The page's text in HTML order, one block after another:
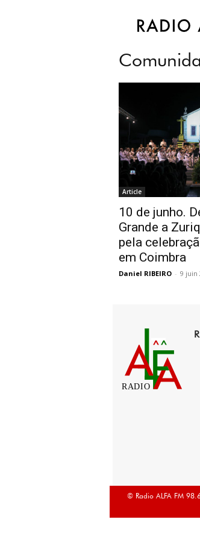
Accueil Tags Dia
Tag: Dia
Article
10 de junho.
Grande a
pela
em Coimbra
Daniel RIBEIRO - 9 juin
RADIO
© Radio ALFA FM